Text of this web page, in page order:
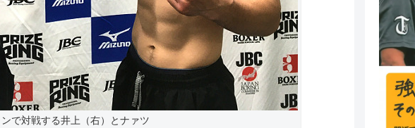
で対戦する井上（右）とナァツ